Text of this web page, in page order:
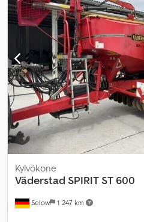
Selow 1 247 km
Kylvökone
Väderstad SPIRIT ST 600